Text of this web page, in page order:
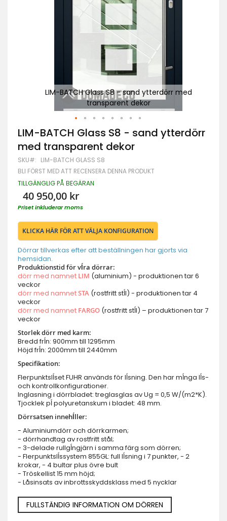
LIM-BATCH Glass S8 - sand ytterdörr med
transparent dekor
Hoppa
till
början
av
bildgalleriet
LIM-BATCH Glass S8 - sand ytterdörr
med transparent dekor
SKU LIM-BATCH GLASS S8
BLI FÖRST MED ATT RECENSERA DENNA PRODUKT
TILLGÄNGLIG PÅ BEGÄRAN
40 950,00 kr
Priset inkluderar moms
KLICKA HÄR FÖR ATT VÄLJA KONFIGURATION
Dörrar tillverkas efter att beställningen har gjorts via
hemsidan.
Produktionstid för vĺra dörrar:
dörr med namnet LIM (aluminium) - produktionen tar 6
veckor
dörr med namnetSTA (rostfritt stĺl) - produktionen tar 4
veckor
dörr med namnet FARGO (rostfritt stĺl) – produktionen tar 7
veckor
Storlek dörr med karm:
Bredd frĺn: 900mm till 1295mm
Höjd frĺn: 2000mm till 2440mm
Specifikation:
Flerpunktslĺset FUHR används för lĺsning. Den har mĺnga lĺs-
och kontrollkonfigurationer.
Inglasning i dörrbladet: treglasglas av Ug = 0,5 W/(m2*K).
Tjocklek pĺ polyuretanskum i bladet: 48 mm.
Dörrsatsen innehĺller:
- Aluminiumdörr och dörrkarmen;
- dörrhandtag av rostfritt stål;
- 3-delade rullgĺngjärn i samma färg som dörren;
- Flerpunktslĺssystem 855GL: full lĺsning i 7 punkter, - 2
krokar, - 4 bultar plus övre bult
- Tröskellist 15 mm höjd;
- Låsinsats av inbrottsskyddsklass med 5 nycklar
FULLSTÄNDIG INFORMATION OM DÖRREN